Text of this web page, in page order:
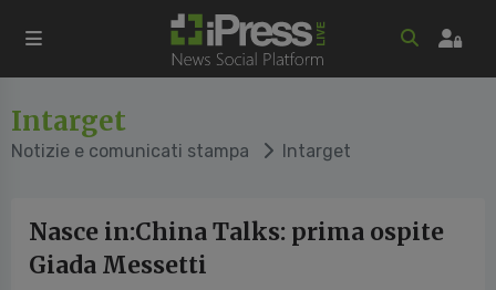
Intarget
Notizie e comunicati stampa Intarget
Nasce in:China Talks: prima ospite
Giada Messetti